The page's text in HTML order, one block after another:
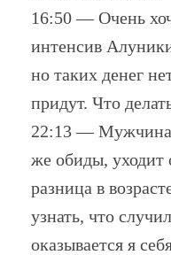
16:50 — Очень
интенсив
но таких денег
придут. Что
22:13 — Мужчина
же обиды, уходит
разница в
узнать, что
оказывается я